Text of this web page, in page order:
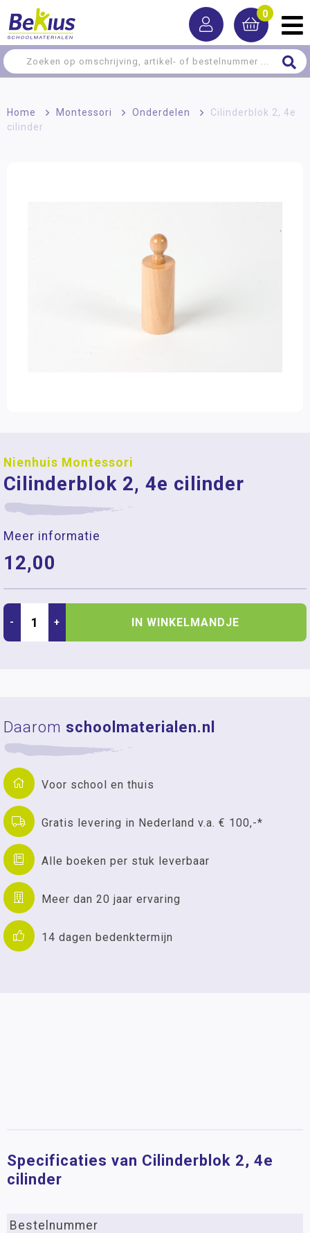
0
Home > Montessori > Onderdelen >
Cilinderblok 2, 4e
cilinder
Nienhuis Montessori
Cilinderblok 2, 4e cilinder
Meer informatie
12,00
- + IN WINKELMANDJE
Daarom schoolmaterialen.nl
Voor school en thuis
Gratis levering in Nederland v.a. € 100,-*
Alle boeken per stuk leverbaar
Meer dan 20 jaar ervaring
14 dagen bedenktermijn
Specificaties van Cilinderblok 2, 4e
cilinder
Bestelnummer